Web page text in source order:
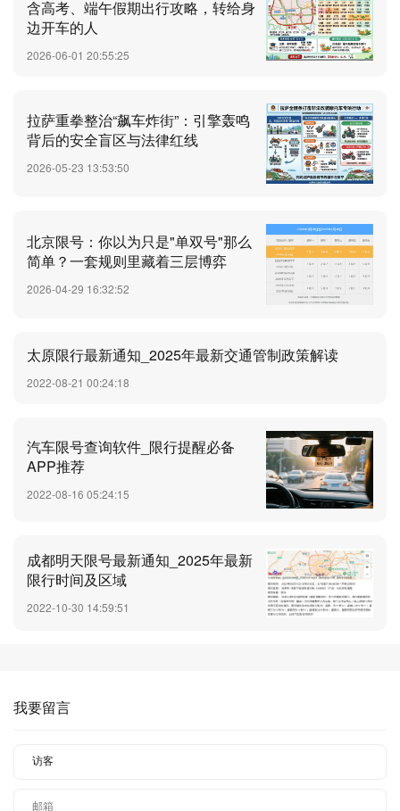
含高考、端午假期出行攻略，转给身
边开车的人
2026-06-01 20:55:25
拉萨重拳整治“飙车炸街”：引擎轰鸣
背后的安全盲区与法律红线
2026-05-23 13:53:50
北京限号：你以为只是"单双号"那么
简单？一套规则里藏着三层博弈
2026-04-29 16:32:52
太原限行最新通知_2025年最新交通管制政策解读
2022-08-21 00:24:18
汽车限号查询软件_限行提醒必备
APP推荐
2022-08-16 05:24:15
成都明天限号最新通知_2025年最新
限行时间及区域
2022-10-30 14:59:51
我要留言